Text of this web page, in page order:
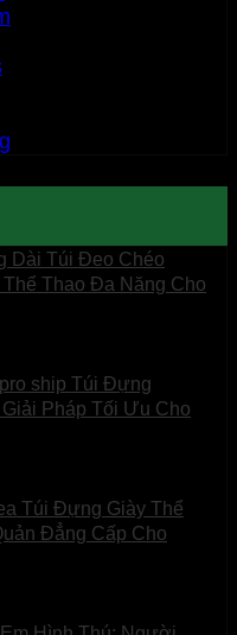
Túi Đeo Chéo
Thao Đa Năng Cho
Túi Đựng
Pháp Tối Ưu Cho
Túi Đựng Giày Thể
Đẳng Cấp Cho